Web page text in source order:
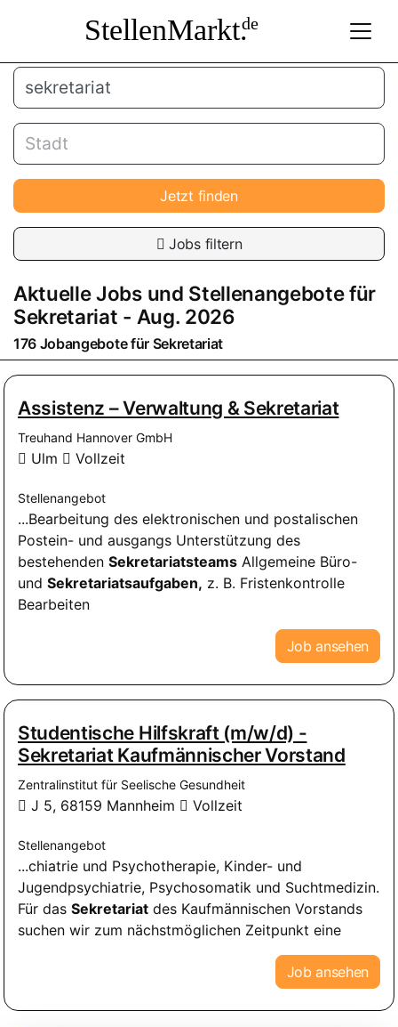
StellenMarkt.de
Jetzt finden
Jobs filtern
Aktuelle Jobs und Stellenangebote für
Sekretariat - Aug. 2026
176 Jobangebote für Sekretariat
Assistenz – Verwaltung & Sekretariat
Treuhand Hannover GmbH
Ulm Vollzeit
Stellenangebot
...Bearbeitung des elektronischen und postalischen
Postein- und ausgangs Unterstützung des
bestehenden Sekretariatsteams Allgemeine Büro-
und Sekretariatsaufgaben, z. B. Fristenkontrolle
Bearbeiten
Job ansehen
Studentische Hilfskraft (m/w/d) -
Sekretariat Kaufmännischer Vorstand
Zentralinstitut für Seelische Gesundheit
J 5, 68159 Mannheim Vollzeit
Stellenangebot
...chiatrie und Psychotherapie, Kinder- und
Jugendpsychiatrie, Psychosomatik und Suchtmedizin.
Für das Sekretariat des Kaufmännischen Vorstands
suchen wir zum nächstmöglichen Zeitpunkt eine
Job ansehen